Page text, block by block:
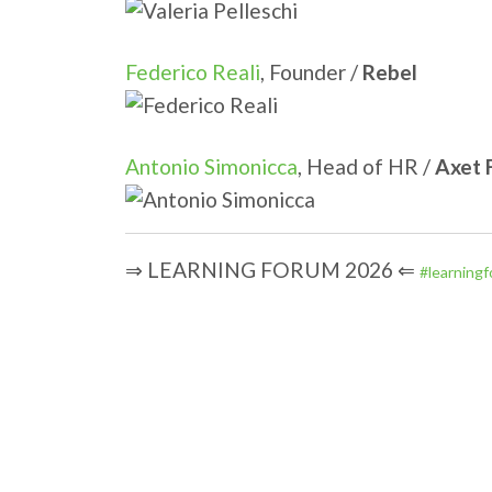
Federico Reali, Founder / Rebel
Antonio Simonicca, Head of HR /Axet
⇒ LEARNING FORUM 2026 ⇐